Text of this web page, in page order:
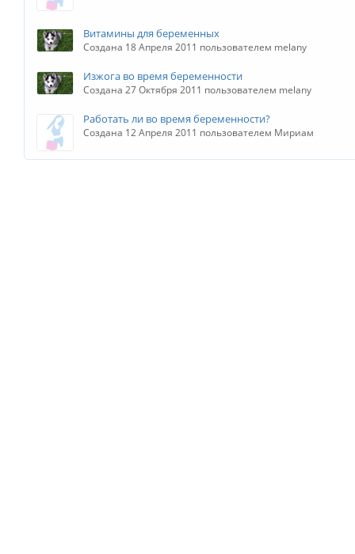
Витамины для беременных
Создана 18 Апреля 2011 пользователем melany
Изжога во время беременности
Создана 27 Октября 2011 пользователем melany
Работать ли во время беременности?
Создана 12 Апреля 2011 пользователем Мириам